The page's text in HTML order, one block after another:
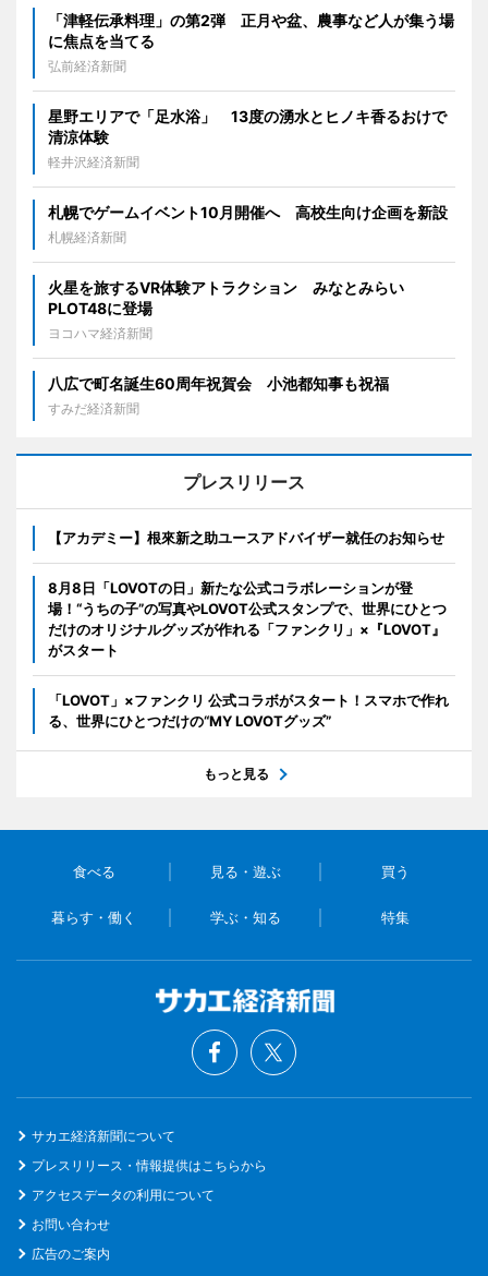
「津軽伝承料理」の第2弾 正月や盆、農事など人が集う場
に焦点を当てる
弘前経済新聞
星野エリアで「足水浴」 13度の湧水とヒノキ香るおけで
清涼体験
軽井沢経済新聞
札幌でゲームイベント10月開催へ 高校生向け企画を新設
札幌経済新聞
火星を旅するVR体験アトラクション みなとみらい
PLOT48に登場
ヨコハマ経済新聞
八広で町名誕生60周年祝賀会 小池都知事も祝福
すみだ経済新聞
プレスリリース
【アカデミー】根來新之助ユースアドバイザー就任のお知らせ
8月8日「LOVOTの日」新たな公式コラボレーションが登
場！“うちの子”の写真やLOVOT公式スタンプで、世界にひとつ
だけのオリジナルグッズが作れる「ファンクリ」×『LOVOT』
がスタート
「LOVOT」×ファンクリ 公式コラボがスタート！スマホで作れ
る、世界にひとつだけの“MY LOVOTグッズ”
もっと見る
食べる 見る・遊ぶ 買う
暮らす・働く 学ぶ・知る 特集
サカエ経済新聞について
プレスリリース・情報提供はこちらから
アクセスデータの利用について
お問い合わせ
広告のご案内